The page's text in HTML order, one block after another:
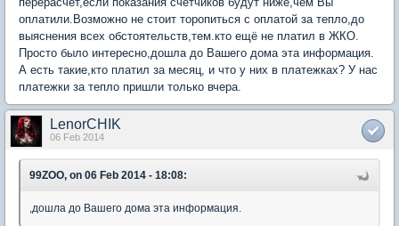
оплатили.Возможно не стоит торопиться с оплатой за тепло,до
выяснения всех обстоятельств,тем.кто ещё не платил в ЖКО.
Просто было интересно,дошла до Вашего дома эта информация.
А есть такие,кто платил за месяц, и что у них в платежках? У нас
платежки за тепло пришли только вчера.
LenorCHIK
06 Feb 2014
99ZOO, on 06 Feb 2014 - 18:08:
,дошла до Вашего дома эта информация.